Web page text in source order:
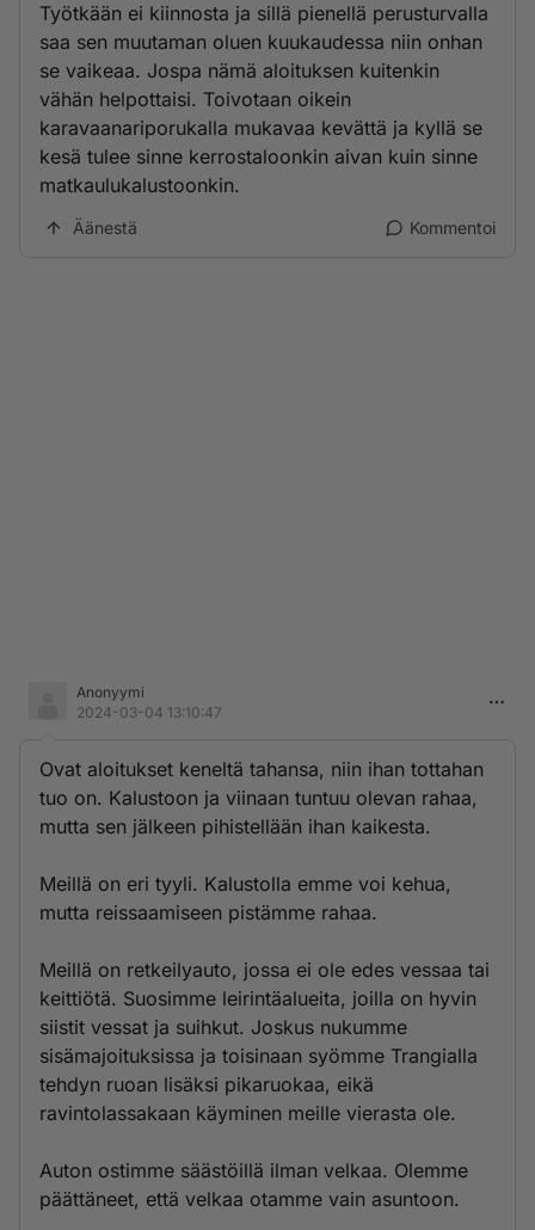
Työtkään ei kiinnosta ja sillä pienellä perusturvalla
saa sen muutaman oluen kuukaudessa niin onhan
se vaikeaa. Jospa nämä aloituksen kuitenkin
vähän helpottaisi. Toivotaan oikein
karavaanariporukalla mukavaa kevättä ja kyllä se
kesä tulee sinne kerrostaloonkin aivan kuin sinne
matkaulukalustoonkin.
Äänestä Kommentoi
Anonyymi
2024-03-04 13:10:47
Ovat aloitukset keneltä tahansa, niin ihan tottahan
tuo on. Kalustoon ja viinaan tuntuu olevan rahaa,
mutta sen jälkeen pihistellään ihan kaikesta.
Meillä on eri tyyli. Kalustolla emme voi kehua,
mutta reissaamiseen pistämme rahaa.
Meillä on retkeilyauto, jossa ei ole edes vessaa tai
keittiötä. Suosimme leirintäalueita, joilla on hyvin
siistit vessat ja suihkut. Joskus nukumme
sisämajoituksissa ja toisinaan syömme Trangialla
tehdyn ruoan lisäksi pikaruokaa, eikä
ravintolassakaan käyminen meille vierasta ole.
Auton ostimme säästöillä ilman velkaa. Olemme
päättäneet, että velkaa otamme vain asuntoon.